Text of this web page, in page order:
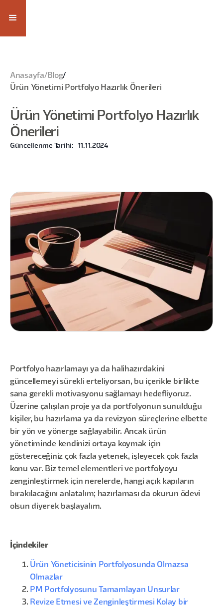
Anasayfa/ Blog/
Ürün Yönetimi Portfolyo Hazırlık Önerileri
Ürün Yönetimi Portfolyo Hazırlık
Önerileri
Güncellenme Tarihi: 11.11.2024
Portfolyo hazırlamayı ya da halihazırdakini
güncellemeyi sürekli erteliyorsan, bu içerikle birlikte
sana gerekli motivasyonu sağlamayı hedefliyoruz.
Üzerine çalışılan proje ya da portfolyonun sunulduğu
kişiler, bu hazırlama ya da revizyon süreçlerine elbette
bir yön ve yönerge sağlayabilir. Ancak ürün
yönetiminde kendinizi ortaya koymak için
göstereceğiniz çok fazla yetenek, işleyecek çok fazla
konu var. Biz temel elementleri ve portfolyoyu
zenginleştirmek için nerelerde, hangi açık kapıların
bırakılacağını anlatalım; hazırlaması da okurun ödevi
olsun diyerek başlayalım.
İçindekiler
Ürün Yöneticisinin Portfolyosunda Olmazsa
Olmazlar
PM Portfolyosunu Tamamlayan Unsurlar
Revize Etmesi ve Zenginleştirmesi Kolay bir